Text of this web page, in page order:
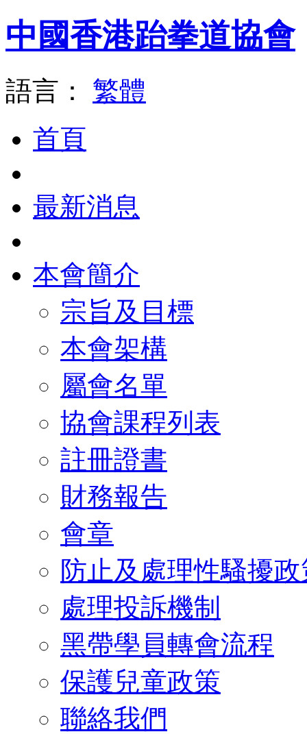
中國香港跆拳道協會
語言： 繁體
首頁
最新消息
本會簡介
宗旨及目標
本會架構
屬會名單
協會課程列表
註冊證書
財務報告
會章
防止及處理性騷擾
處理投訴機制
黑帶學員轉會流程
保護兒童政策
聯絡我們